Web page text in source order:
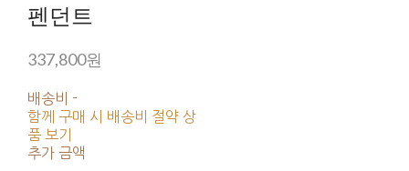
펜던트
337,800원
배송비 -
함께 구매 시 배송비 절약 상
품 보기
추가 금액